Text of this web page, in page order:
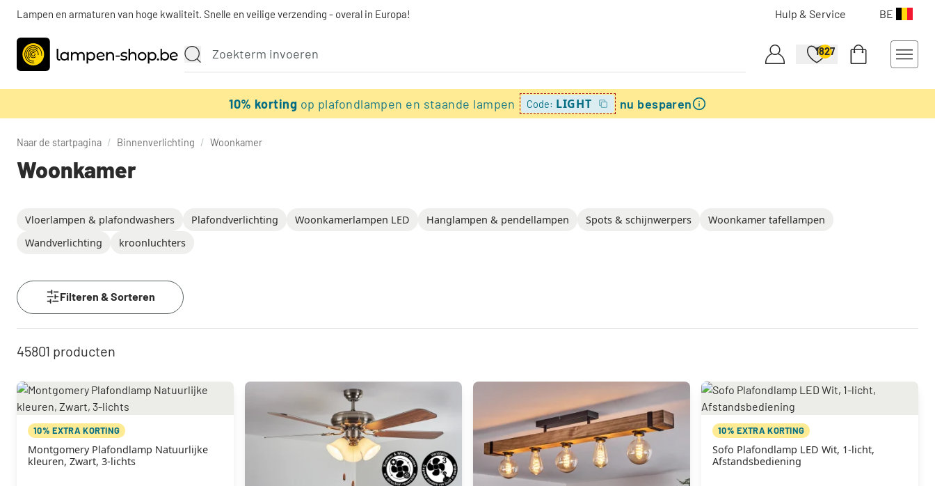
Lampen en armaturen van hoge kwaliteit. Snelle en veilige verzending - overal in Europa! Hulp & Service BE
1827
10% korting op plafondlampen en staande lampen Code: LIGHT nu besparen
Naar de startpagina / Binnenverlichting / Woonkamer
Woonkamer
Vloerlampen & plafondwashers Plafondverlichting Woonkamerlampen LED Hanglampen & pendellampen Spots & schijnwerpers
Woonkamer tafellampen
Wandverlichting
kroonluchters
Filteren & Sorteren
45801 producten
10% EXTRA KORTING
Montgomery Plafondlamp Natuurlijke
kleuren, Zwart, 3-lichts
10% EXTRA KORTING
Sofo Plafondlamp LED Wit, 1-licht,
Afstandsbediening